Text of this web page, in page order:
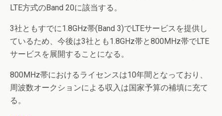
LTE方式のBand 20に該当する。
3社ともすでに1.8GHz帯(Band 3)でLTEサービスを提供し
ているため、今後は3社とも1.8GHz帯と800MHz帯でLTE
サービスを展開することになる。
800MHz帯におけるライセンスは10年間となっており、
周波数オークションによる収入は国家予算の補填に充て
る。